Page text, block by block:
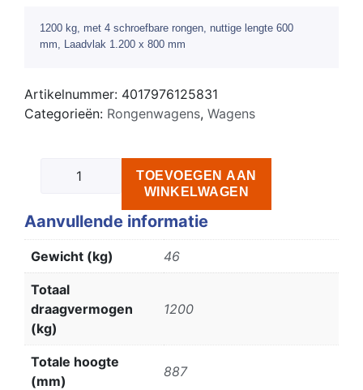
1200 kg, met 4 schroefbare rongen, nuttige lengte 600
mm, Laadvlak 1.200 x 800 mm
Artikelnummer: 4017976125831
Categorieën: Rongenwagens, Wagens
TOEVOEGEN AAN
WINKELWAGEN
Aanvullende informatie
Gewicht (kg) 46
Totaal
draagvermogen
(kg)
1200
Totale hoogte
(mm)
887